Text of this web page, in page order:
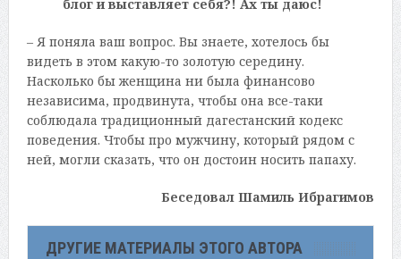
блог и выставляет себя?! Ах ты даюс!
– Я поняла ваш вопрос. Вы знаете, хотелось бы
видеть в этом какую-то золотую середину.
Насколько бы женщина ни была финансово
независима, продвинута, чтобы она все-таки
соблюдала традиционный дагестанский кодекс
поведения. Чтобы про мужчину, который рядом с
ней, могли сказать, что он достоин носить папаху.
Беседовал Шамиль Ибрагимов
ДРУГИЕ МАТЕРИАЛЫ ЭТОГО АВТОРА